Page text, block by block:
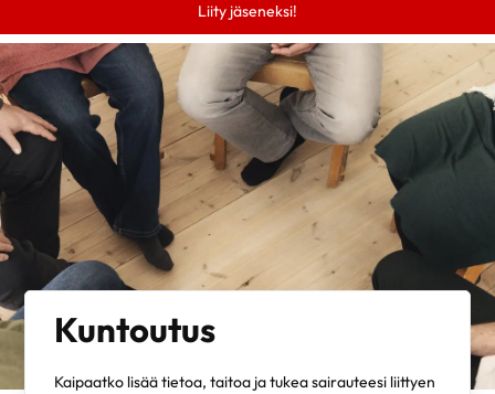
Liity jäseneksi!
Kuntoutus
Kaipaatko lisää tietoa, taitoa ja tukea sairauteesi liittyen